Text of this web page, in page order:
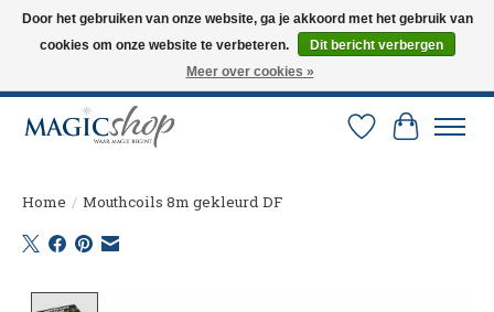
Altijd de nieuwste trucs op voorraad. Snelle verzending via PostNL en DHL.
Langskomen in onze winkel? Bel of mail om een afspraak te maken. 0251-
Verlanglijst
Home / Mouthcoils 8m gekleurd DF
Door het gebruiken van onze website, ga je akkoord met het gebruik van
cookies om onze website te verbeteren.
Dit bericht verbergen
Meer over cookies »